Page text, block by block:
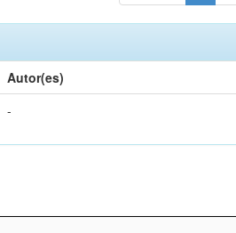
Autor(es)
-